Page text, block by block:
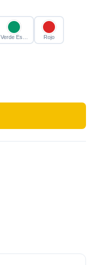
Verde Esmeralda Rojo